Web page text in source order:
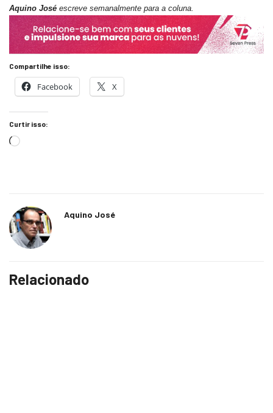
Aquino José escreve semanalmente para a coluna.
Compartilhe isso:
Facebook X
Curtir isso:
Aquino José
Relacionado